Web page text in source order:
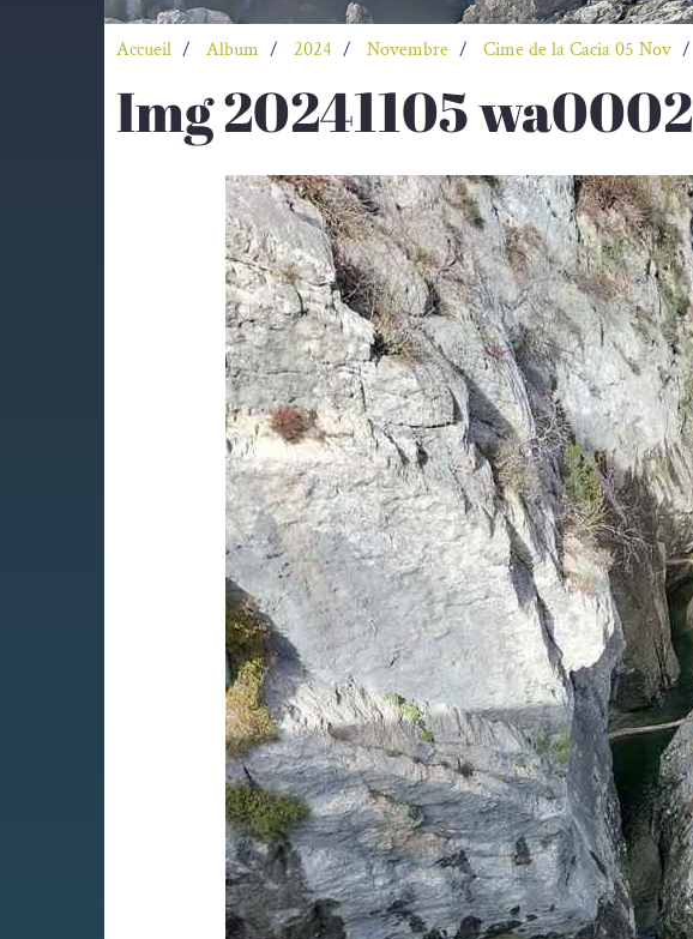
Accueil Album 2024 Novembre Cime de la Cacia 05 Nov
Img 20241105 wa0002